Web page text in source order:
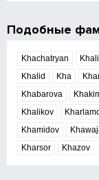
Подобные
Khachatryan Khalil
Khalid
Kha
Khabarova
Khalikov
Khamidov
Kharsor
Khazov